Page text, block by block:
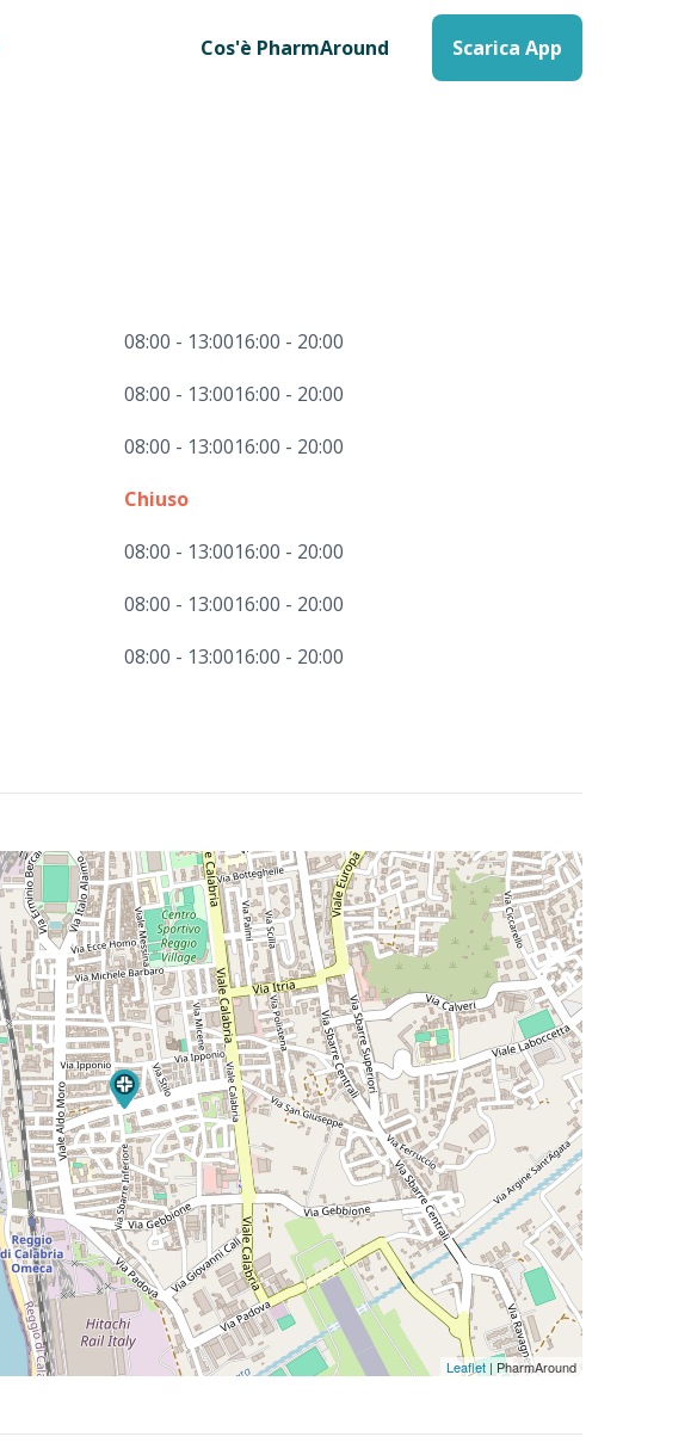
Cos'è PharmAround Scarica App
08:00 - 13:0016:00 - 20:00
08:00 - 13:0016:00 - 20:00
08:00 - 13:0016:00 - 20:00
Chiuso
08:00 - 13:0016:00 - 20:00
08:00 - 13:0016:00 - 20:00
08:00 - 13:0016:00 - 20:00
Leaflet | PharmAround